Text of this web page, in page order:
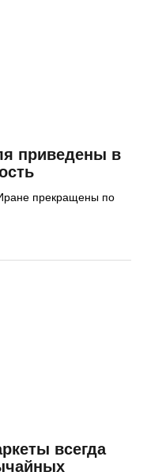
приведены в
прекращены по
всегда